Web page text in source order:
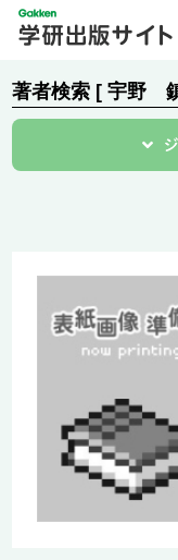
著者検索 [ 宇野